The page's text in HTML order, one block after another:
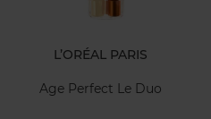
L’ORÉAL PARIS
Age Perfect Le Duo